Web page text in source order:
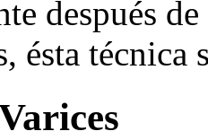
después
ésta